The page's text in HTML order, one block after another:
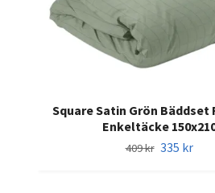
Square Satin Grön Bäddset
Enkeltäcke
409 kr 335 kr